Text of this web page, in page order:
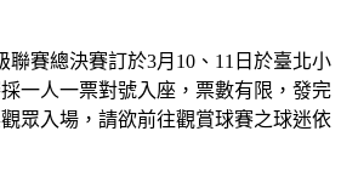
聯賽總決賽訂於3月10、11日於臺北小
一人一票對號入座，票數有限，發完
眾入場，請欲前往觀賞球賽之球迷依